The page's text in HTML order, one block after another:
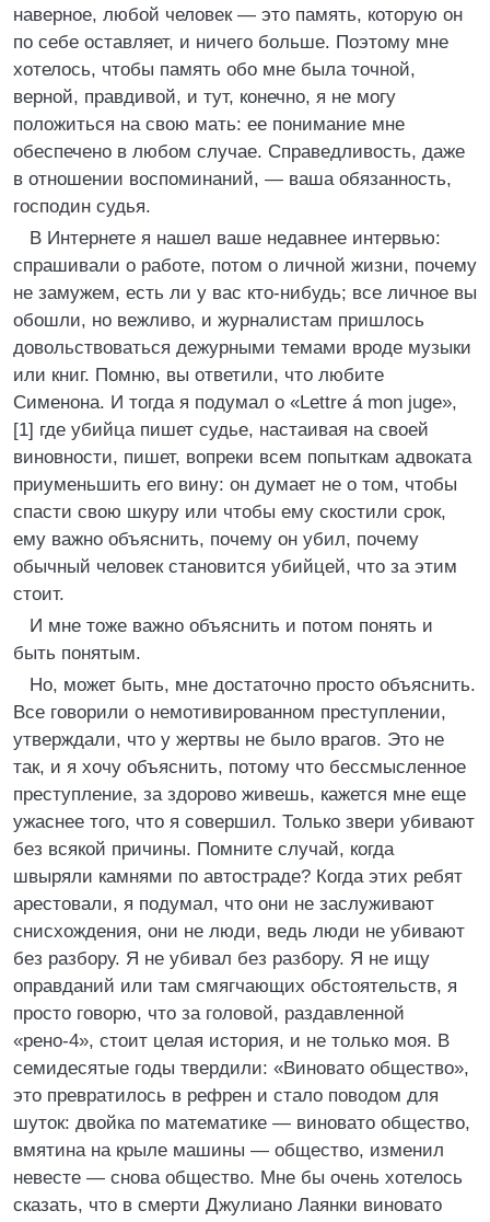
наверное, любой человек — это память, которую он
по себе оставляет, и ничего больше. Поэтому мне
хотелось, чтобы память обо мне была точной,
верной, правдивой, и тут, конечно, я не могу
положиться на свою мать: ее понимание мне
обеспечено в любом случае. Справедливость, даже
в отношении воспоминаний, — ваша обязанность,
господин судья.
В Интернете я нашел ваше недавнее интервью:
спрашивали о работе, потом о личной жизни, почему
не замужем, есть ли у вас кто-нибудь; все личное вы
обошли, но вежливо, и журналистам пришлось
довольствоваться дежурными темами вроде музыки
или книг. Помню, вы ответили, что любите
Сименона. И тогда я подумал о «Lettre á mon juge»,
[1] где убийца пишет судье, настаивая на своей
виновности, пишет, вопреки всем попыткам адвоката
приуменьшить его вину: он думает не о том, чтобы
спасти свою шкуру или чтобы ему скостили срок,
ему важно объяснить, почему он убил, почему
обычный человек становится убийцей, что за этим
стоит.
И мне тоже важно объяснить и потом понять и
быть понятым.
Но, может быть, мне достаточно просто объяснить.
Все говорили о немотивированном преступлении,
утверждали, что у жертвы не было врагов. Это не
так, и я хочу объяснить, потому что бессмысленное
преступление, за здорово живешь, кажется мне еще
ужаснее того, что я совершил. Только звери убивают
без всякой причины. Помните случай, когда
швыряли камнями по автостраде? Когда этих ребят
арестовали, я подумал, что они не заслуживают
снисхождения, они не люди, ведь люди не убивают
без разбору. Я не убивал без разбору. Я не ищу
оправданий или там смягчающих обстоятельств, я
просто говорю, что за головой, раздавленной
«рено-4», стоит целая история, и не только моя. В
семидесятые годы твердили: «Виновато общество»,
это превратилось в рефрен и стало поводом для
шуток: двойка по математике — виновато общество,
вмятина на крыле машины — общество, изменил
невесте — снова общество. Мне бы очень хотелось
сказать, что в смерти Джулиано Лаянки виновато